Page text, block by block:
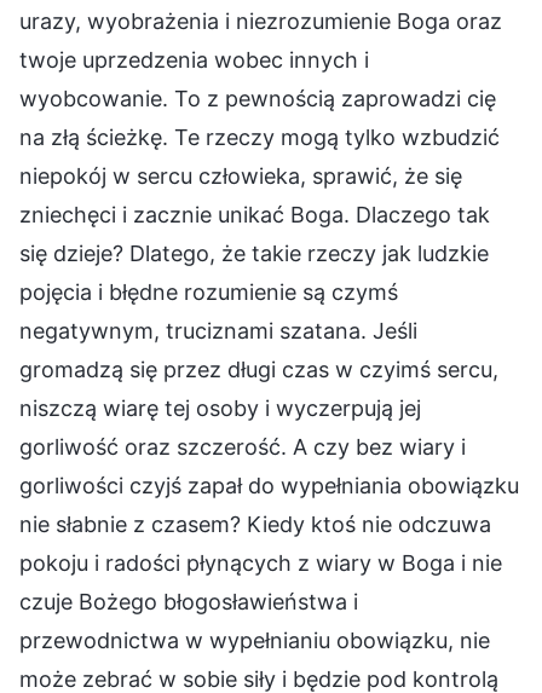
urazy, wyobrażenia i niezrozumienie Boga oraz
twoje uprzedzenia wobec innych i
wyobcowanie. To z pewnością zaprowadzi cię
na złą ścieżkę. Te rzeczy mogą tylko wzbudzić
niepokój w sercu człowieka, sprawić, że się
zniechęci i zacznie unikać Boga. Dlaczego tak
się dzieje? Dlatego, że takie rzeczy jak ludzkie
pojęcia i błędne rozumienie są czymś
negatywnym, truciznami szatana. Jeśli
gromadzą się przez długi czas w czyimś sercu,
niszczą wiarę tej osoby i wyczerpują jej
gorliwość oraz szczerość. A czy bez wiary i
gorliwości czyjś zapał do wypełniania obowiązku
nie słabnie z czasem? Kiedy ktoś nie odczuwa
pokoju i radości płynących z wiary w Boga i nie
czuje Bożego błogosławieństwa i
przewodnictwa w wypełnianiu obowiązku, nie
może zebrać w sobie siły i będzie pod kontrolą